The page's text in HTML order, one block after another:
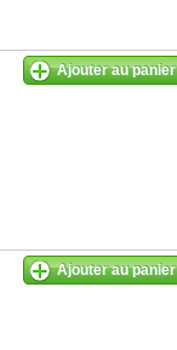
Ajouter au panier
Ajouter au panier